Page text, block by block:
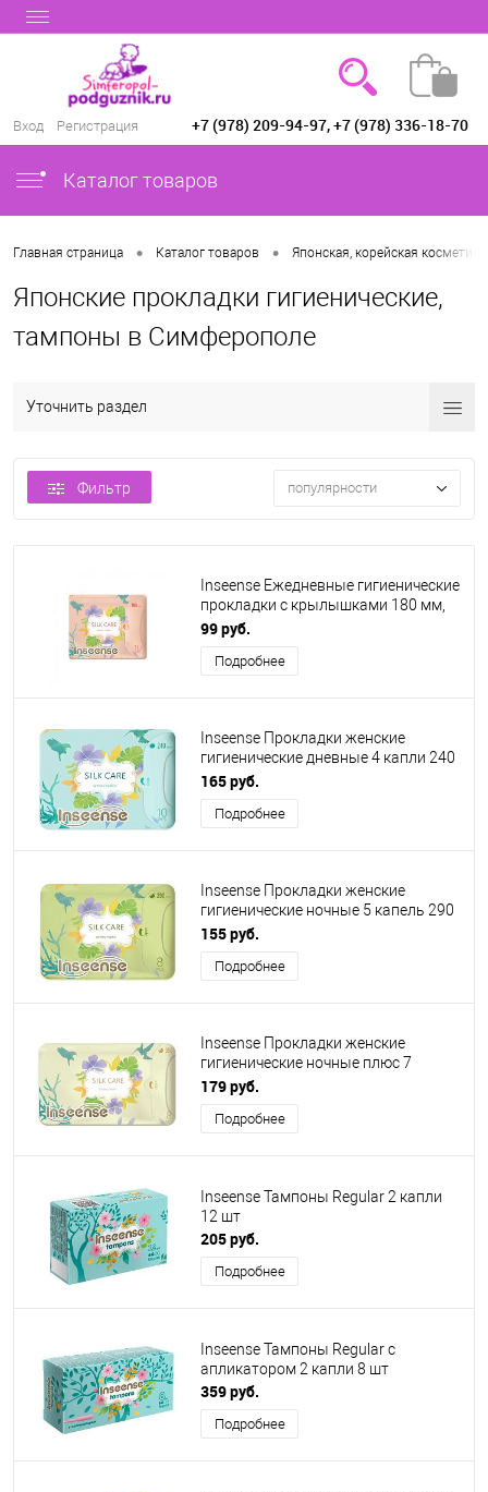
Вход Регистрация +7 (978) 209-94-97, +7 (978) 336-18-70
Каталог товаров
Главная страница • Каталог товаров • Японская, корейская
Японские прокладки гигиенические,
тампоны в Симферополе
Уточнить раздел
Фильтр популярности
Inseense Ежедневные гигиенические
прокладки с крылышками 180 мм,
10 шт
99 руб.
Подробнее
Inseense Прокладки женские
гигиенические дневные 4 капли 240
мм, 10 шт
165 руб.
Подробнее
Inseense Прокладки женские
гигиенические ночные 5 капель 290
мм, 8 шт
155 руб.
Подробнее
Inseense Прокладки женские
гигиенические ночные плюс 7
капель 350 мм, 8 шт
179 руб.
Подробнее
Inseense Тампоны Regular 2 капли
12 шт
205 руб.
Подробнее
Inseense Тампоны Regular с
апликатором 2 капли 8 шт
359 руб.
Подробнее